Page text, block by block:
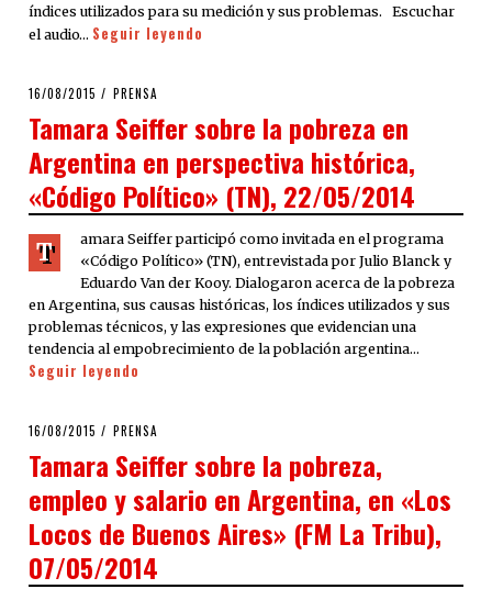
índices utilizados para su medición y sus problemas. Escuchar
el audio… Seguir leyendo
POSTED
16/08/2015 PRENSA
Tamara Seiffer sobre la pobreza en
Argentina en perspectiva histórica,
«Código Político» (TN), 22/05/2014
T
amara Seiffer participó como invitada en el programa
«Código Político» (TN), entrevistada por Julio Blanck y
Eduardo Van der Kooy. Dialogaron acerca de la pobreza
en Argentina, sus causas históricas, los índices utilizados y sus
problemas técnicos, y las expresiones que evidencian una
tendencia al empobrecimiento de la población argentina…
Seguir leyendo
POSTED
16/08/2015 PRENSA
Tamara Seiffer sobre la pobreza,
empleo y salario en Argentina, en «Los
Locos de Buenos Aires» (FM La Tribu),
07/05/2014